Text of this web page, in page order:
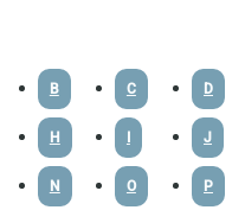
B C D
H J
N O P